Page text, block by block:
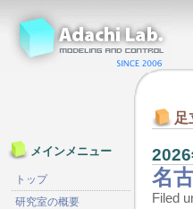
足
名
Filed
メインメニュー
トップ
研究室の概要